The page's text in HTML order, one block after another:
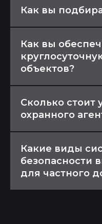
Как вы
Как вы
объектов?
Сколько стоит
охранного
Какие виды
безопасности
для частного